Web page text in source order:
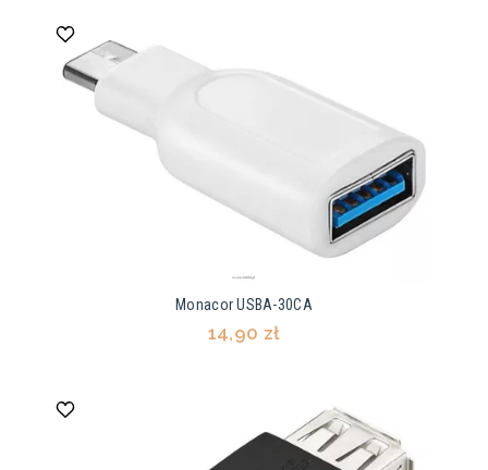
Monacor USBA-30CA
14,90 zł